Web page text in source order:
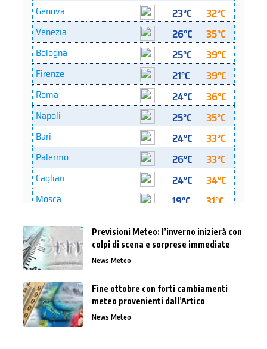
Previsioni Meteo: l’inverno inizierà con
colpi di scena e sorprese immediate
News Meteo
Fine ottobre con forti cambiamenti
meteo provenienti dall’Artico
News Meteo